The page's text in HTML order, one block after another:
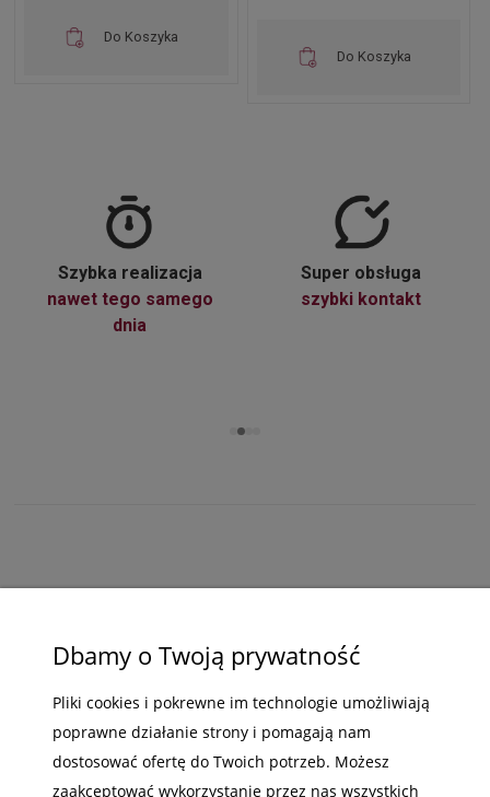
Do Koszyka
Do Koszyka
Szybka realizacja
nawet tego samego
dnia
Super obsługa
szybki kontakt
POMOC
MOJE KONTO
INFORMACJE
Dbamy o Twoją prywatność
Pliki cookies i pokrewne im technologie umożliwiają
poprawne działanie strony i pomagają nam
dostosować ofertę do Twoich potrzeb. Możesz
zaakceptować wykorzystanie przez nas wszystkich